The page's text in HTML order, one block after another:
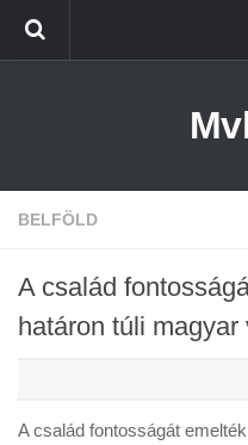
Tiszaújváros
Kazincbarcika
BELFÖLD
A család
határon túli magyar
A család fontosságát